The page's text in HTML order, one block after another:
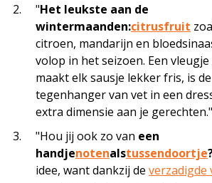
"Het leukste aan de
wintermaanden:citrusfruit
citroen, mandarijn en
volop in het seizoen. Een
maakt elk sausje lekker fris, is
tegenhanger van vet in een
extra dimensie aan je gerechten."
"Hou jij ook zo van een
handjenotenalstussendoortje
idee, want dankzij de verzadigde